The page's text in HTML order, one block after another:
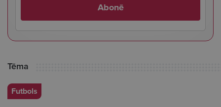
Abonē
Tēma
Futbols